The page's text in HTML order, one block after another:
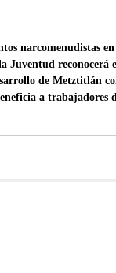
narcomenudistas
Juventud reconocerá
de Metztitlán
a trabajadores